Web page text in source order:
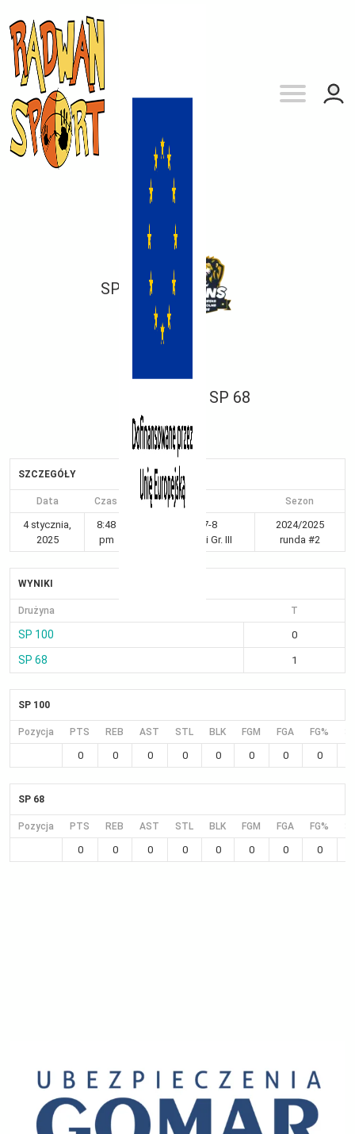
SP 100
SP 68
SZCZEGÓŁY
Data Czas Liga Sezon
4 stycznia,
2025
8:48
pm
Kraków 7-8
dziewczynki Gr. III
2024/2025
runda #2
WYNIKI
Drużyna T
SP 100 0
SP 68 1
SP 100
Pozycja PTS REB AST STL BLK FGM FGA FG%
0 0 0 0 0 0 0 0
SP 68
Pozycja PTS REB AST STL BLK FGM FGA FG%
0 0 0 0 0 0 0 0